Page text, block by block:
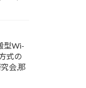
型Wi-
式の
会,那